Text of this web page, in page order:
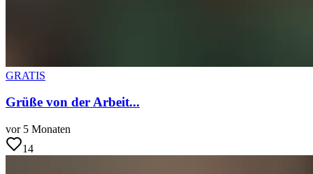
GRATIS
Grüße von der Arbeit...
vor 5 Monaten
14